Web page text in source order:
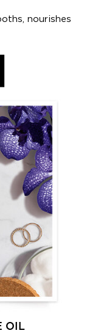
OIL
nourishes